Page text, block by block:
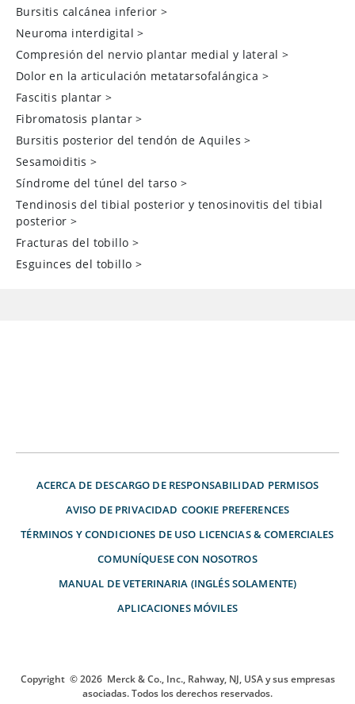
Bursitis calcánea inferior >
Neuroma interdigital >
Compresión del nervio plantar medial y lateral >
Dolor en la articulación metatarsofalángica >
Fascitis plantar >
Fibromatosis plantar >
Bursitis posterior del tendón de Aquiles >
Sesamoiditis >
Síndrome del túnel del tarso >
Tendinosis del tibial posterior y tenosinovitis del tibial
posterior >
Fracturas del tobillo >
Esguinces del tobillo >
ACERCA DE DESCARGO DE RESPONSABILIDAD PERMISOS
AVISO DE PRIVACIDAD COOKIE PREFERENCES
TÉRMINOS Y CONDICIONES DE USO LICENCIAS & COMERCIALES
COMUNÍQUESE CON NOSOTROS
MANUAL DE VETERINARIA (INGLÉS SOLAMENTE)
APLICACIONES MÓVILES
Copyright © 2026 Merck & Co., Inc., Rahway, NJ, USA y sus empresas
asociadas. Todos los derechos reservados.